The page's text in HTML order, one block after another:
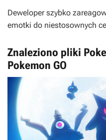
Deweloper szybko
emotki do niestosownych
Znaleziono pliki
Pokemon GO